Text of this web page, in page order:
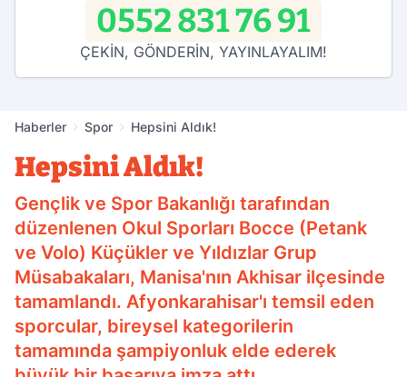
0552 831 76 91
ÇEKİN, GÖNDERİN, YAYINLAYALIM!
Haberler Spor Hepsini Aldık!
Hepsini Aldık!
Gençlik ve Spor Bakanlığı tarafından
düzenlenen Okul Sporları Bocce (Petank
ve Volo) Küçükler ve Yıldızlar Grup
Müsabakaları, Manisa'nın Akhisar ilçesinde
tamamlandı. Afyonkarahisar'ı temsil eden
sporcular, bireysel kategorilerin
tamamında şampiyonluk elde ederek